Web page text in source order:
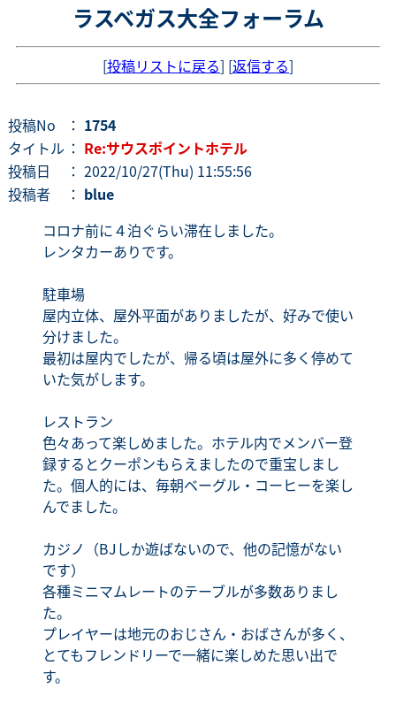
ラスベガス大全フォーラム
[投稿リストに戻る] [返信する]
投稿No ： 1754
タイトル ： Re:サウスポイントホテル
投稿日
： 2022/10/27(Thu) 11:55:56
投稿者
： blue
コロナ前に４泊ぐらい滞在しました。
レンタカーありです。
駐車場
屋内立体、屋外平面がありましたが、好みで使い
分けました。
最初は屋内でしたが、帰る頃は屋外に多く停めて
いた気がします。
レストラン
色々あって楽しめました。ホテル内でメンバー登
録するとクーポンもらえましたので重宝しまし
た。個人的には、毎朝ベーグル・コーヒーを楽し
んでました。
カジノ（BJしか遊ばないので、他の記憶がない
です）
各種ミニマムレートのテーブルが多数ありまし
た。
プレイヤーは地元のおじさん・おばさんが多く、
とてもフレンドリーで一緒に楽しめた思い出で
す。